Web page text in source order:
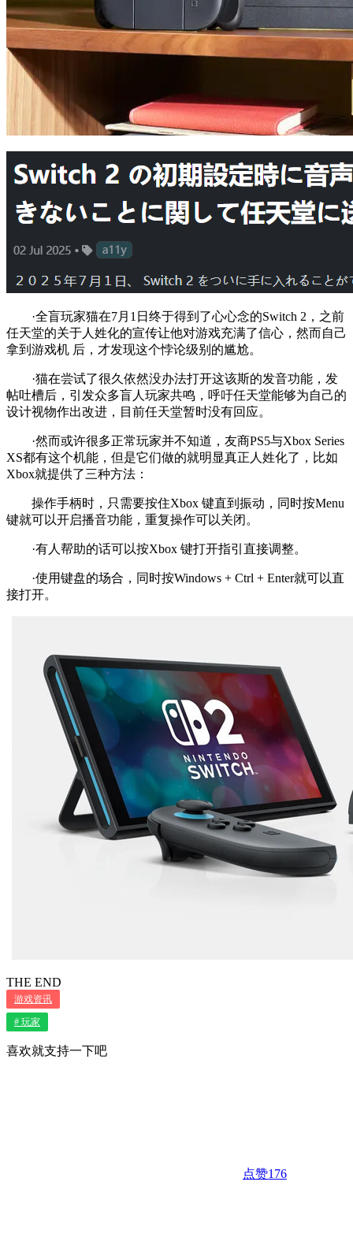
·全盲玩家猫在7月1日终于得到了心心念的Switch 2，之前
任天堂的关于人姓化的宣传让他对游戏充满了信心，然而自己
拿到游戏机 后，才发现这个悖论级别的尴尬。
·猫在尝试了很久依然没办法打开这该斯的发音功能，发
帖吐槽后，引发众多盲人玩家共鸣，呼吁任天堂能够为自己的
设计视物作出改进，目前任天堂暂时没有回应。
·然而或许很多正常玩家并不知道，友商PS5与Xbox Series
XS都有这个机能，但是它们做的就明显真正人姓化了，比如
Xbox就提供了三种方法：
操作手柄时，只需要按住Xbox 键直到振动，同时按Menu
键就可以开启播音功能，重复操作可以关闭。
·有人帮助的话可以按Xbox 键打开指引直接调整。
·使用键盘的场合，同时按Windows + Ctrl + Enter就可以直
接打开。
THE END
游戏资讯
# 玩家
喜欢就支持一下吧
点赞176